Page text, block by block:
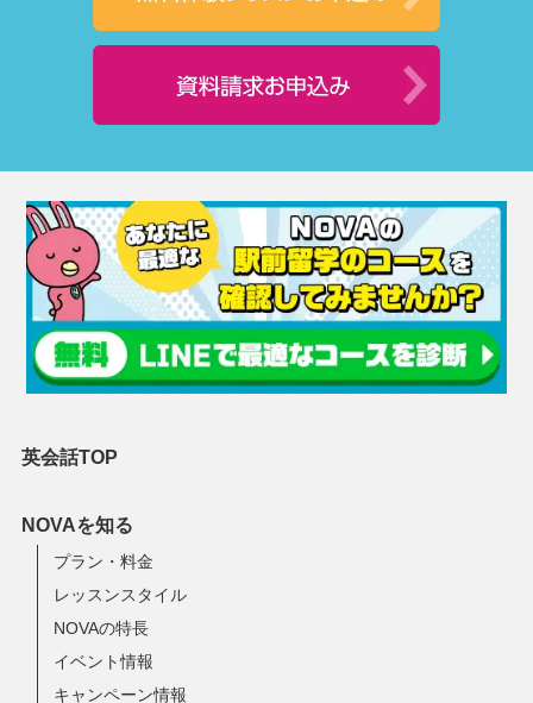
英会話TOP
NOVAを知る
プラン・料金
レッスンスタイル
NOVAの特長
イベント情報
キャンペーン情報